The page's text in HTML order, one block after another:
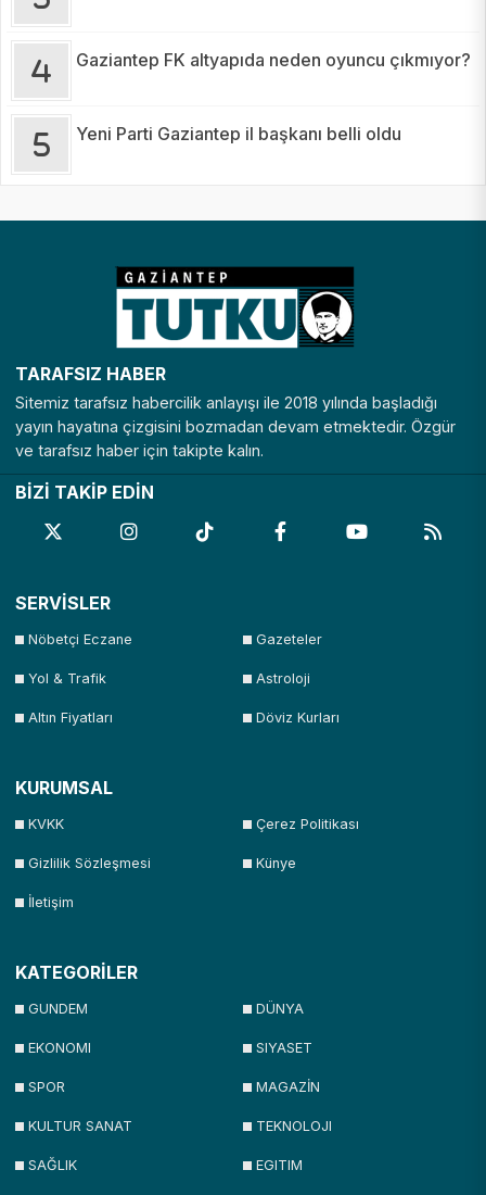
Gaziantep FK altyapıda neden oyuncu çıkmıyor?
Yeni Parti Gaziantep il başkanı belli oldu
TARAFSIZ HABER
Sitemiz tarafsız habercilik anlayışı ile 2018 yılında başladığı
yayın hayatına çizgisini bozmadan devam etmektedir. Özgür
ve tarafsız haber için takipte kalın.
BİZİ TAKİP EDİN
SERVİSLER
Nöbetçi Eczane Gazeteler
Yol & Trafik Astroloji
Altın Fiyatları Döviz Kurları
KURUMSAL
KVKK Çerez Politikası
Gizlilik Sözleşmesi Künye
İletişim
KATEGORİLER
GUNDEM DÜNYA
EKONOMI SIYASET
SPOR MAGAZİN
KULTUR SANAT TEKNOLOJI
SAĞLIK EGITIM